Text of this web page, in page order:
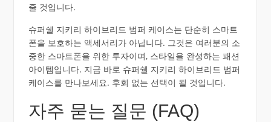
줄 것입니다.
슈퍼쉘 지키리 하이브리드 범퍼 케이스는 단순히 스마트
폰을 보호하는 액세서리가 아닙니다. 그것은 여러분의 소
중한 스마트폰을 위한 투자이며, 스타일을 완성하는 패션
아이템입니다. 지금 바로 슈퍼쉘 지키리 하이브리드 범퍼
케이스를 만나보세요. 후회 없는 선택이 될 것입니다.
자주 묻는 질문 (FAQ)